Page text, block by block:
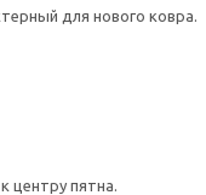
для нового ковра.
центру пятна.